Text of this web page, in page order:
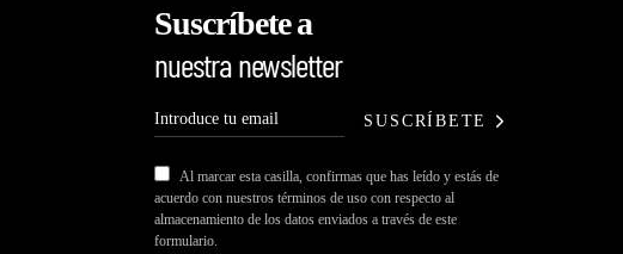
Suscríbete a
nuestra newsletter
SUSCRÍBETE
Al marcar esta casilla, confirmas que has leído y estás de
acuerdo con nuestros términos de uso con respecto al
almacenamiento de los datos enviados a través de este
formulario.